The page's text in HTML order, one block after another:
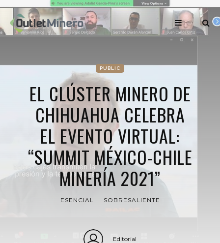
PUBLIC
EL CLÚSTER MINERO DE
CHIHUAHUA CELEBRA
EL EVENTO VIRTUAL:
“SUMMIT MÉXICO-CHILE
MINERÍA 2021”
ESENCIAL SOBRESALIENTE
Editorial